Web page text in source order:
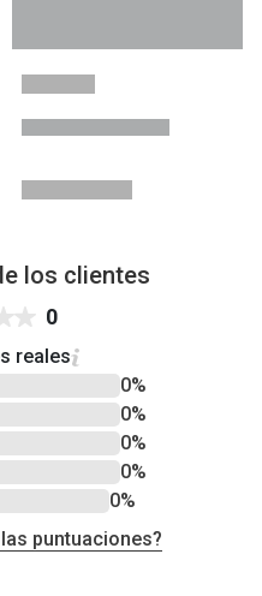
los clientes
0
reales
0%
0%
0%
0%
0%
puntuaciones?